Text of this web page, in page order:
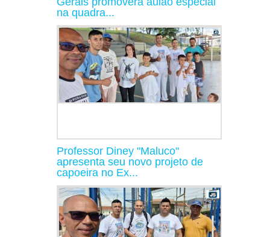
na quadra...
Professor Diney "Maluco"
apresenta seu novo projeto de
capoeira no Ex...